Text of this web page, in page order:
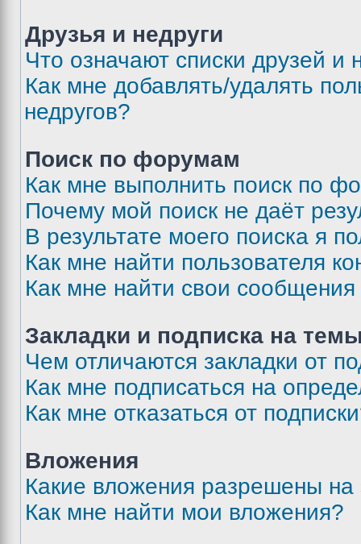
Друзья и недруги
Что означают списки друзей и
Как мне добавлять/удалять
недругов?
Поиск по форумам
Как мне выполнить поиск по
Почему мой поиск не даёт
В результате моего поиска я
Как мне найти пользователя
Как мне найти свои
Закладки и подписка на
Чем отличаются закладки от
Как мне подписаться на
Как мне отказаться от
Вложения
Какие вложения разрешены
Как мне найти мои вложения?